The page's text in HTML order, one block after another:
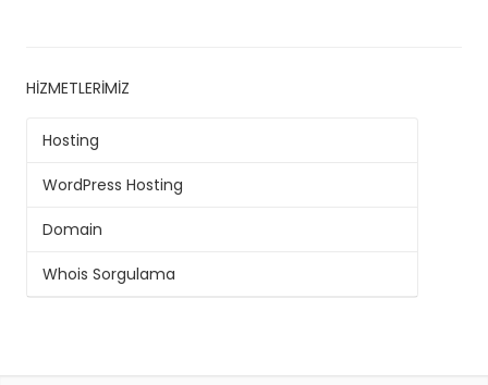
HIZMETLERIMIZ
Hosting
WordPress Hosting
Domain
Whois Sorgulama